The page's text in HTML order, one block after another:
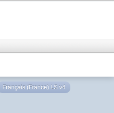
Français (France) LS v4